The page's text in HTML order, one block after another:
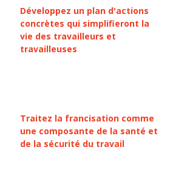
Développez un plan d'actions
concrètes qui simplifieront la
vie des travailleurs et
travailleuses
Traitez la francisation comme
une composante de la santé et
de la sécurité du travail